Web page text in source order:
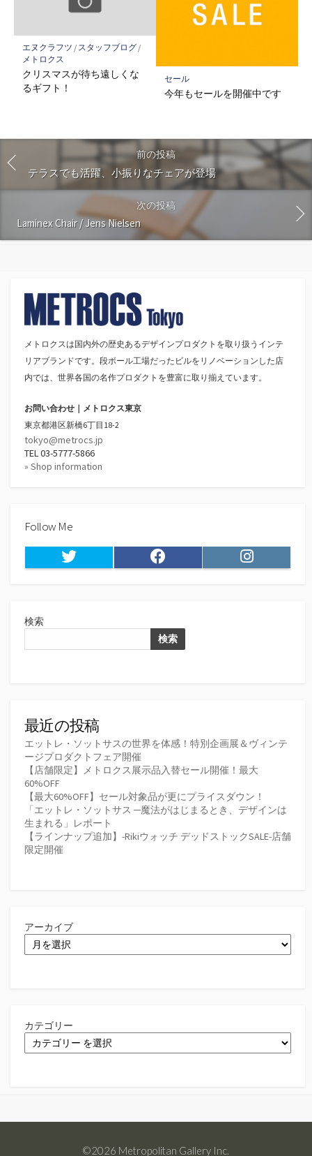
エヌクラフツ / スタッフブログ/
メトロクス
クリスマスが待ち遠しくな
るギフト！
セール
今年もセールを開催中です
前の投稿
テラスでも活躍、小振りなチェアが登場
次の投稿
Laminex Chair / Jens Nielsen
メトロクスは国内外の歴史あるデザインプロダクトを取り扱うインテ
リアブランドです。段ボール工場だったビルをリノベーションした店
内では、世界各国の名作プロダクトを豊富に取り揃えています。
お問い合わせ｜メトロクス東京
東京都港区新橋6丁目18-2
tokyo@metrocs.jp
TEL 03-5777-5866
» Shop information
Follow Me
Twitter Facebook Instagram
検索
検索
最近の投稿
エットレ・ソットサスの世界を体感！特別企画展＆ヴィンテ
ージプロダクトフェア開催
【店舗限定】メトロクス展示品入替セール開催！最大
60%OFF
【最大60%OFF】セール対象品が更にプライスダウン！
「エットレ・ソットサス ─魔法がはじまるとき、デザインは
生まれる」レポート
【ラインナップ追加】-Rikiウォッチ デッドストックSALE-店舗
限定開催
アーカイブ
カテゴリー
©2026 Metropolitan Gallery Inc.